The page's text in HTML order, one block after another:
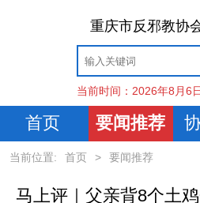
重庆市反邪教协
当前时间： 2026年8月6
首页 要闻推荐
当前位置: 首页 > 要闻推荐
马上评｜父亲背8个土